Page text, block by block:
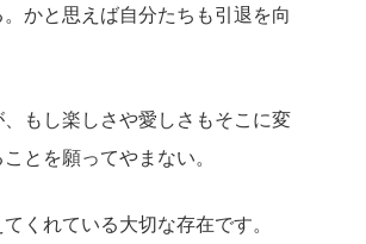
かと思えば自分たちも引退を向
もし楽しさや愛しさもそこに変
とを願ってやまない。
くれている大切な存在です。